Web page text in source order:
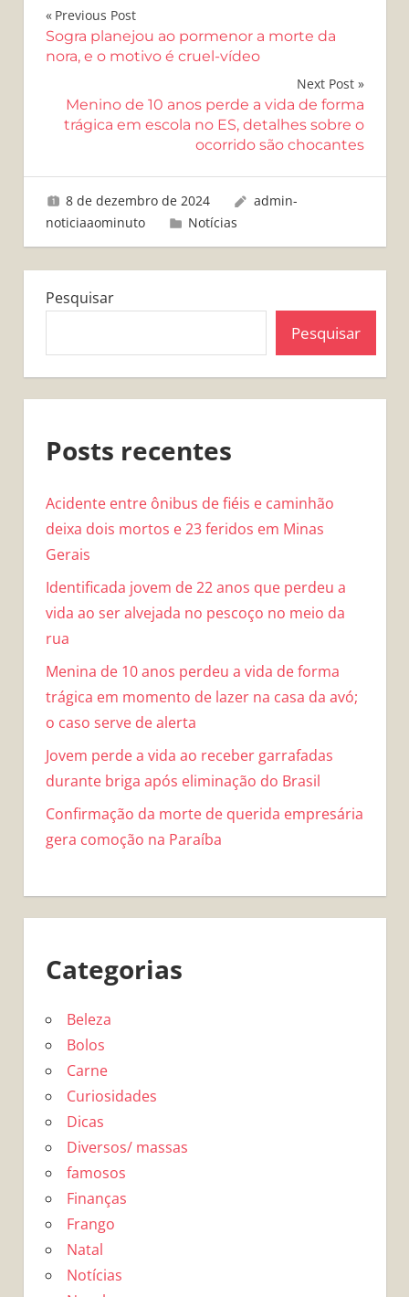
Navegação
de
Post
Previous Post
Sogra planejou ao pormenor a morte da
nora, e o motivo é cruel-vídeo
Next Post
Menino de 10 anos perde a vida de forma
trágica em escola no ES, detalhes sobre o
ocorrido são chocantes
8 de dezembro de 2024
admin-
noticiaaominuto
Notícias
Pesquisar
Pesquisar
Posts recentes
Acidente entre ônibus de fiéis e caminhão
deixa dois mortos e 23 feridos em Minas
Gerais
Identificada jovem de 22 anos que perdeu a
vida ao ser alvejada no pescoço no meio da
rua
Menina de 10 anos perdeu a vida de forma
trágica em momento de lazer na casa da avó;
o caso serve de alerta
Jovem perde a vida ao receber garrafadas
durante briga após eliminação do Brasil
Confirmação da morte de querida empresária
gera comoção na Paraíba
Categorias
Beleza
Bolos
Carne
Curiosidades
Dicas
Diversos/ massas
famosos
Finanças
Frango
Natal
Notícias